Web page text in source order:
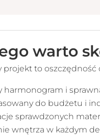
warto
projekt to oszczędność
harmonogram i
do budżetu i
sprawdzonych
wnętrza w każdym